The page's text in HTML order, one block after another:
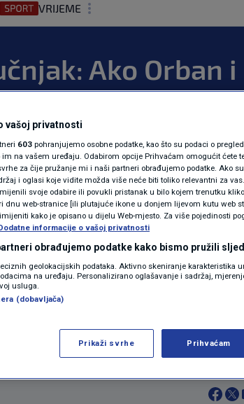
VRIJEME
REGIJA
MAGAZIN
KOLUMNE
N1(DIS)INFO
KLIMATSKE PROMJENE
FOTO
VIDEO
Ako Orban i
SVIJET 0 komentara
Više
i sigurnost te vojni stručnjak
je sukob Izraela i Hamasa, koji
Gaze, a povremeno i na
vašoj privatnosti
603 pohranjujemo osobne podatke, kao što su podaci o
na vašem uređaju. Odabirom opcije Prihvaćam omogućit ćete
za čije pružanje mi i naši partneri obrađujemo podatke. Ako
i oglasi koje vidite možda više neće biti toliko relevantni za
svoje odabire ili povukli pristanak u bilo kojem trenutku
dnu web-stranice [ili plutajuće ikone u donjem lijevom kutu web
kako je opisano u dijelu Web-mjesto. Za više pojedinosti
informacije o vašoj privatnosti
obrađujemo podatke kako bismo pružili
geolokacijskih podataka. Aktivno skeniranje karakteristika
na uređaju. Personalizirano oglašavanje i sadržaj,
usluga.
(dobavljača)
Prikaži svrhe Prihvaćam